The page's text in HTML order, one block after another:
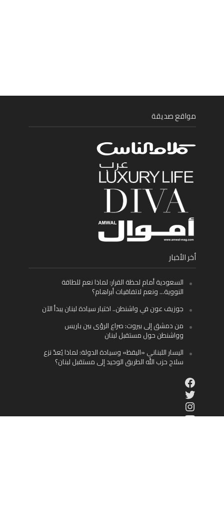
مواقع صديقة
أخر الأخبار
السعودية أمام لحظة القرار: لماذا نعم للطاقة
النووية… ونعم لاتفاقيات أبراهام؟
جوزيف عون في واشنطن.. اختبار سيادة لبنان يبدأ الآن
من دمشق إلى بيروت: صراع الرؤى بين باريس
وواشنطن حول مستقبل لبنان
اليسار اللبناني «اليقظ» وسيادة الدولة: لماذا يُعدّ نزع
سلاح حزب الله الطريق الوحيد إلى مستقبل لبنان؟
Facebook
Twitter
Instagram
YouTube